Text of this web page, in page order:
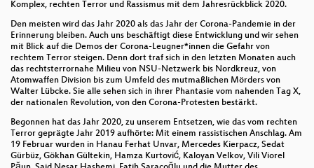
Komplex, rechten Terror und Rassismus mit dem Jahresrückblick 2020.
Den meisten wird das Jahr 2020 als das Jahr der Corona-Pandemie in der
Erinnerung bleiben. Auch uns beschäftigt diese Entwicklung und wir sehen
mit Blick auf die Demos der Corona-Leugner*innen die Gefahr von
rechtem Terror steigen. Denn dort traf sich in den letzten Monaten auch
das rechtsterrornahe Milieu von NSU-Netzwerk bis Nordkreuz, von
Atomwaffen Division bis zum Umfeld des mutmaßlichen Mörders von
Walter Lübcke. Sie alle sehen sich in ihrer Phantasie vom nahenden Tag X,
der nationalen Revolution, von den Corona-Protesten bestärkt.
Begonnen hat das Jahr 2020, zu unserem Entsetzen, wie das vom rechten
Terror geprägte Jahr 2019 aufhörte: Mit einem rassistischen Anschlag. Am
19 Februar wurden in Hanau Ferhat Unvar, Mercedes Kierpacz, Sedat
Gürbüz, Gökhan Gültekin, Hamza Kurtović, Kaloyan Velkov, Vili Viorel